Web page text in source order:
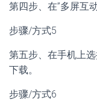
第四步、在”多屏互
步骤/方式5
第五步、在手机上
下载。
步骤/方式6